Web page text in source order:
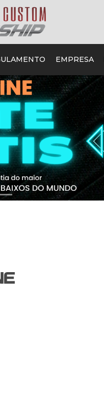
EMPRESA